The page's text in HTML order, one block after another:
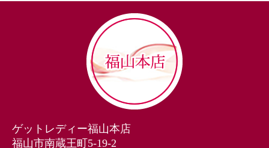
ゲットレディー福山本店
福山市南蔵王町5-19-2